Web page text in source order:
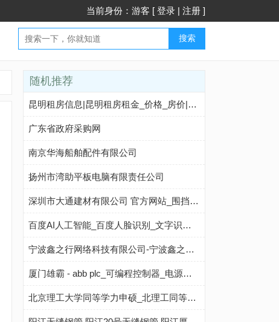
当前身份：游客 [ 登录 | 注册 ]
搜索
随机推荐
昆明租房信息|昆明租房租金_价格_房价|房产网-安居客租房网
广东省政府采购网
南京华海船舶配件有限公司
扬州市湾助平板电脑有限责任公司
深圳市大通建材有限公司 官方网站_围挡_A类/C类钢围挡_PVC围挡_高档绿植围挡_新型装配式围挡_工程围挡_建筑围挡_工地围挡_施工围挡_地铁围挡_深圳围挡厂家价格_围挡生产定制_围挡批发_围挡基础_工地大门
百度AI人工智能_百度人脸识别_文字识别_图像识别_语音识别
宁波鑫之行网络科技有限公司-宁波鑫之行网络科技有限公司
厦门雄霸 - abb plc_可编程控制器_电源模块
北京理工大学同等学力申硕_北理工同等学力招生/报名 - 在职硕士考研网